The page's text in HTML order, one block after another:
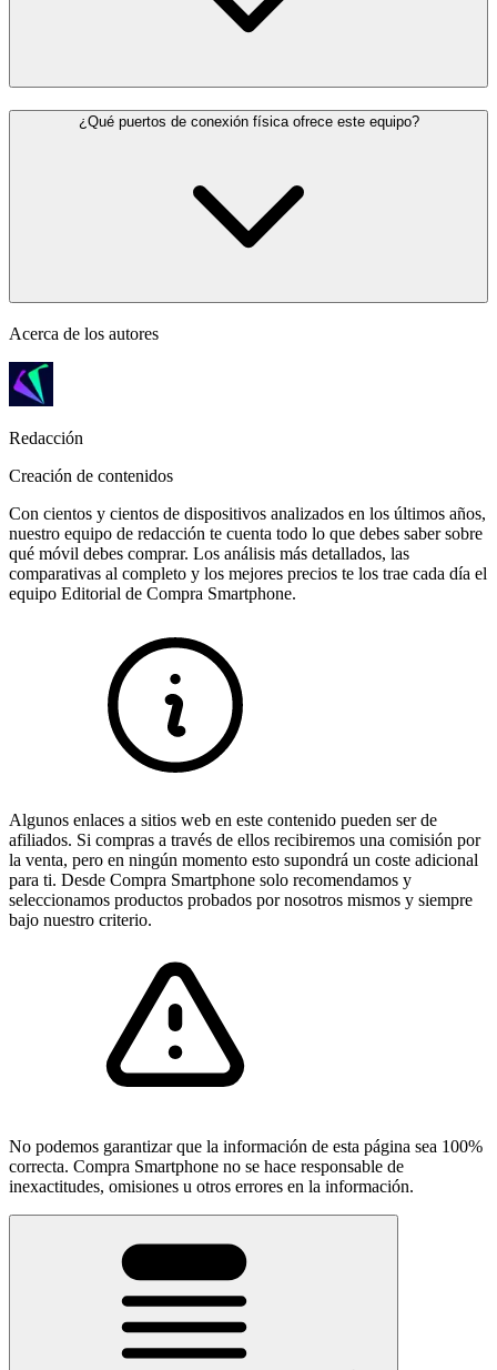
¿Qué puertos de conexión física ofrece este equipo?
Acerca de los autores
Redacción
Creación de contenidos
Con cientos y cientos de dispositivos analizados en los últimos años,
nuestro equipo de redacción te cuenta todo lo que debes saber sobre
qué móvil debes comprar. Los análisis más detallados, las
comparativas al completo y los mejores precios te los trae cada día el
equipo Editorial de Compra Smartphone.
Algunos enlaces a sitios web en este contenido pueden ser de
afiliados. Si compras a través de ellos recibiremos una comisión por
la venta, pero en ningún momento esto supondrá un coste adicional
para ti. Desde Compra Smartphone solo recomendamos y
seleccionamos productos probados por nosotros mismos y siempre
bajo nuestro criterio.
No podemos garantizar que la información de esta página sea 100%
correcta. Compra Smartphone no se hace responsable de
inexactitudes, omisiones u otros errores en la información.